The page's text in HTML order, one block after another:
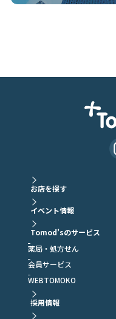
お店を探す
イベント情報
Tomod’sのサービス
薬局・処方せん
会員サービス
WEBTOMOKO
採用情報